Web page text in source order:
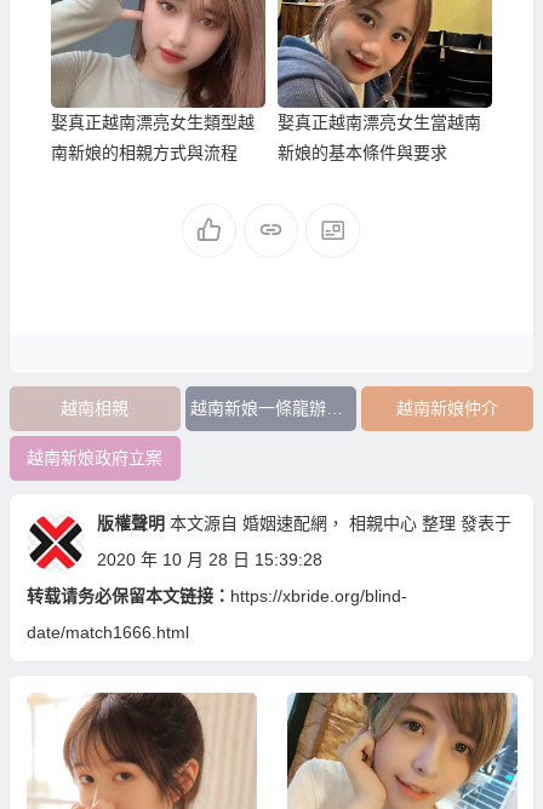
娶真正越南漂亮女生類型越
南新娘的相親方式與流程
娶真正越南漂亮女生當越南
新娘的基本條件與要求
越南相親 越南新娘仲介
越南新娘政府立案
版權聲明 本文源自 婚姻速配網 ， 相親中心整理 發表于
2020 年 10 月 28 日 15:39:28
转载请务必保留本文链接： https://xbride.org/blind-
date/match1666.html